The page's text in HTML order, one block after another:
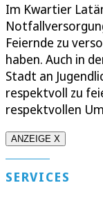
Im Kwartier
Feiernde zu
haben. Auch in
Stadt an
respektvoll zu
respektvollen
ANZEIGE X
SERVICES